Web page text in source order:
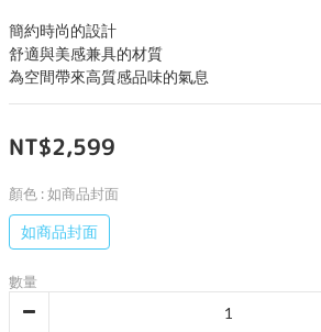
簡約時尚的設計
舒適與美感兼具的材質
為空間帶來高質感品味的氣息
NT$2,599
顏色 : 如商品封面
如商品封面
數量